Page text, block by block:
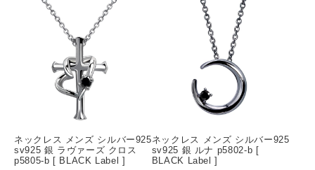
ネックレス メンズ シルバー925
sv925 銀 ラヴァーズ クロス
p5805-b [ BLACK Label ]
ネックレス メンズ シルバー925
sv925 銀 ルナ p5802-b [
BLACK Label ]